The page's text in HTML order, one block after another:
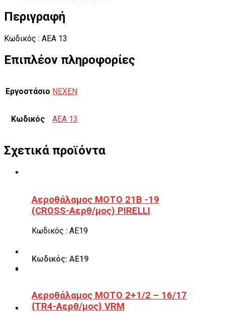
Περιγραφή
Κωδικός : AEA 13
Επιπλέον πληροφορίες
Εργοστάσιο NEXEN
Κωδικός AEA 13
Σχετικά προϊόντα
Αεροθάλαμος ΜΟΤΟ 21B -19
(CROSS-Αερθ/μος) PIRELLI
Κωδικός : ΑΕ19
Κωδικός: ΑΕ19
Αεροθάλαμος ΜΟΤΟ 2+1/2 – 16/17
{TR4-Αερθ/μος} VRM